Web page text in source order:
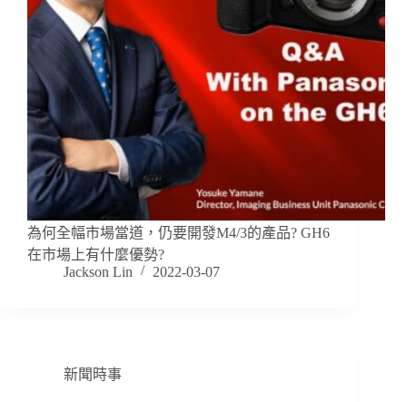
為何全幅市場當道，仍要開發M4/3的產品? GH6
在市場上有什麼優勢?
Jackson Lin
2022-03-07
新聞時事